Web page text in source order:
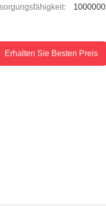
1000000
Erhalten Sie Besten Preis